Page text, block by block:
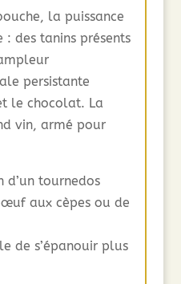
la puissance
: des tanins présents
persistante
le chocolat. La
vin, armé pour
d’un tournedos
aux cèpes ou de
de s’épanouir plus